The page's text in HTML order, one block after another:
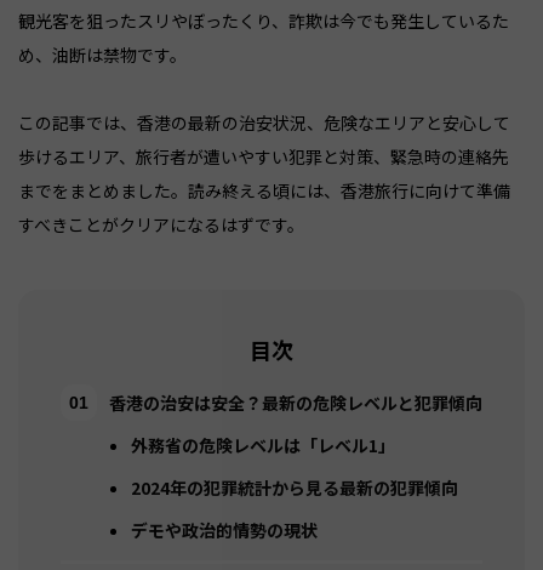
観光客を狙ったスリやぼったくり、詐欺は今でも発生しているた
め、油断は禁物です。
この記事では、香港の最新の治安状況、危険なエリアと安心して
歩けるエリア、旅行者が遭いやすい犯罪と対策、緊急時の連絡先
までをまとめました。読み終える頃には、香港旅行に向けて準備
すべきことがクリアになるはずです。
目次
香港の治安は安全？最新の危険レベルと犯罪傾向
外務省の危険レベルは「レベル1」
2024年の犯罪統計から見る最新の犯罪傾向
デモや政治的情勢の現状